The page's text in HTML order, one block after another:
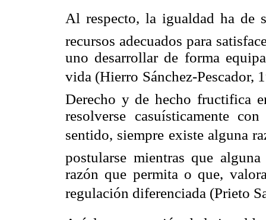
Al respecto, la igualdad ha de
recursos adecuados para
uno desarrollar de forma
vida (Hierro Sánchez-
Derecho y de hecho fructifica
resolverse casuísticamente
sentido, siempre existe alguna
postularse mientras que
razón que permita o que,
regulación diferenciada (Prieto